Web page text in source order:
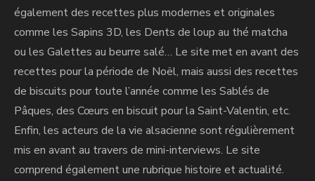
également des recettes plus modernes et originales
comme les Sapins 3D, les Dents de loup au thé matcha
ou les Galettes au beurre salé… Le site met en avant des
recettes pour la période de Noël, mais aussi des recettes
de biscuits pour toute l’année comme les Sablés de
Pâques, des Cœurs en biscuit pour la Saint-Valentin, etc.
Enfin, les acteurs de la vie alsacienne sont régulièrement
mis en avant au travers de mini-interviews. Le site
comprend également une rubrique histoire et actualité.